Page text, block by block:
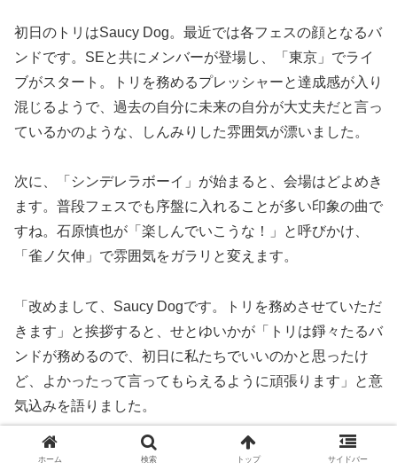
初日のトリはSaucy Dog。最近では各フェスの顔となるバ
ンドです。SEと共にメンバーが登場し、「東京」でライ
ブがスタート。トリを務めるプレッシャーと達成感が入り
混じるようで、過去の自分に未来の自分が大丈夫だと言っ
ているかのような、しんみりした雰囲気が漂いました。
次に、「シンデレラボーイ」が始まると、会場はどよめき
ます。普段フェスでも序盤に入れることが多い印象の曲で
すね。石原慎也が「楽しんでいこうな！」と呼びかけ、
「雀ノ欠伸」で雰囲気をガラリと変えます。
「改めまして、Saucy Dogです。トリを務めさせていただ
きます」と挨拶すると、せとゆいかが「トリは錚々たるバ
ンドが務めるので、初日に私たちでいいのかと思ったけ
ど、よかったって言ってもらえるように頑張ります」と意
気込みを語りました。
その後、「馬鹿みたい。」（最近の曲ですね）に続き、
ホーム 検索 トップ サイドバー